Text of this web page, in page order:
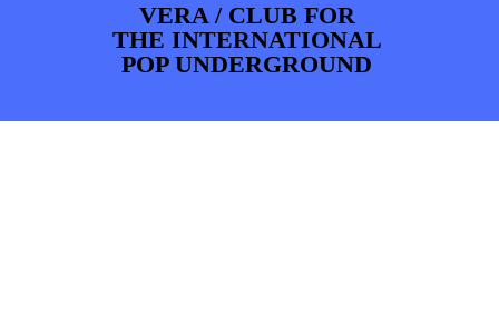
VERA / CLUB FOR
THE INTERNATIONAL
POP UNDERGROUND